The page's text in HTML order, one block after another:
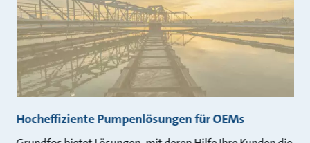
Hocheffiziente Pumpenlösungen für OEMs